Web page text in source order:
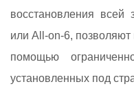
восстановления всей
или All-on-6, позволяют
помощью
установленных под